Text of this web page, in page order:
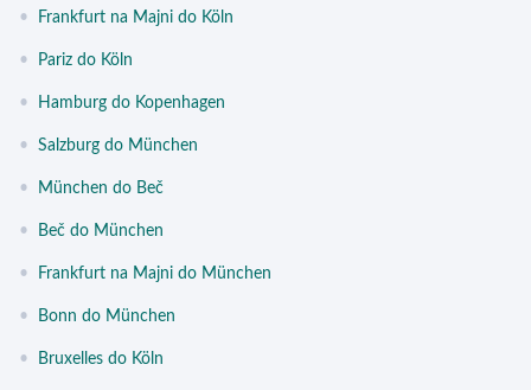
• Frankfurt na Majni do Köln
• Pariz do Köln
• Hamburg do Kopenhagen
• Salzburg do München
• München do Beč
• Beč do München
• Frankfurt na Majni do München
• Bonn do München
• Bruxelles do Köln